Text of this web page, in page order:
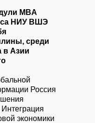
MBA
НИУ ВШЭ
среди
в Азии
Россия
экономики